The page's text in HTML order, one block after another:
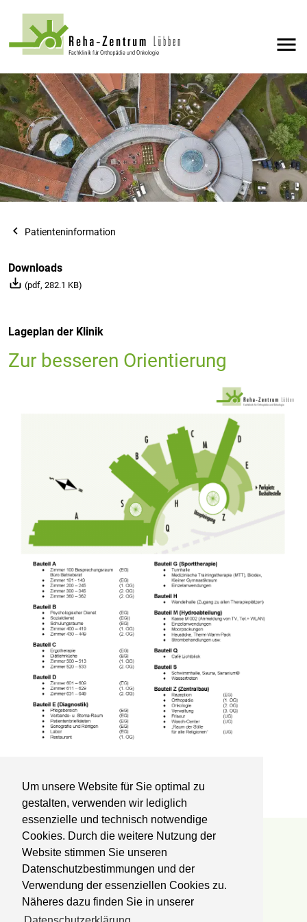
Um unsere Website für Sie optimal zu
gestalten, verwenden wir lediglich
essenzielle und technisch notwendige
Cookies. Durch die weitere Nutzung der
Website stimmen Sie unseren
Datenschutzbestimmungen und der
Verwendung der essenziellen Cookies zu.
Näheres dazu finden Sie in unserer
menu
navigate_before Patienteninformation
Downloads
save_alt (pdf, 282.1 KB)
Lageplan der Klinik
Zur besseren Orientierung
Reha-Zentrum Lübben
Kliniken Professor Dr. Schedel GmbH
Fachklinik für Orthopädie und Onkologie
Postbautenstr. 50